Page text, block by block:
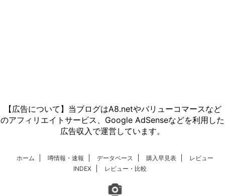
【広告について】当ブログはA8.netやバリューコマースなど
のアフィリエイトサービス、Google AdSenseなどを利用した
広告収入で運営しています。
ホーム 噂情報・速報 データベース 購入早見表
レビュー
INDEX
レビュー・比較